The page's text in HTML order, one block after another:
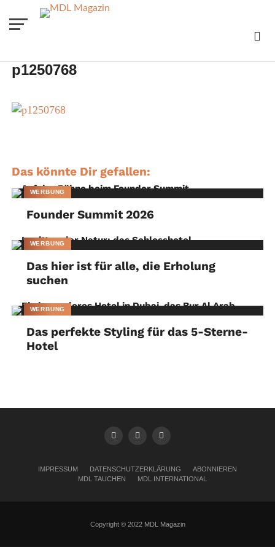
p1250768
Das könnte Dir gefallen:
WERBUNG
Founder Summit 2026
WERBUNG
Das hier ist für alle, die Erholung
suchen
WERBUNG
Das perfekte Styling für das 5-Sterne-
Hotel
IMPRESSUM DATENSCHUTZERKLÄRUNG
ABONNIEREN
MDL TAUCHEN
MDL INTERNATIONAL
Copyright © 2022 MDL Magazin